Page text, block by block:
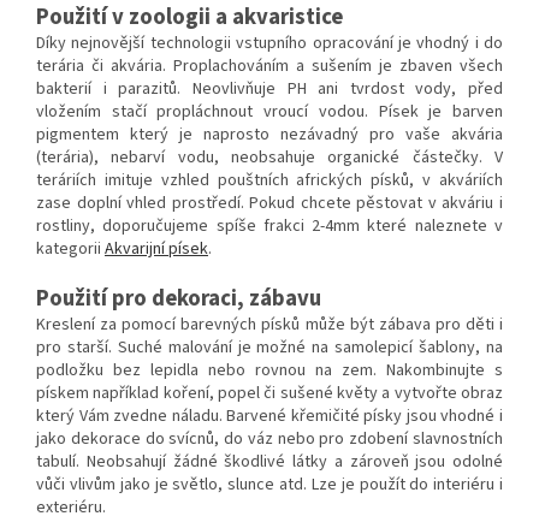
Použití v zoologii a akvaristice
Díky nejnovější technologii vstupního opracování je vhodný i do
terária či akvária. Proplachováním a sušením je zbaven všech
bakterií i parazitů. Neovlivňuje PH ani tvrdost vody, před
vložením stačí propláchnout vroucí vodou. Písek je barven
pigmentem který je naprosto nezávadný pro vaše akvária
(terária), nebarví vodu, neobsahuje organické částečky. V
teráriích imituje vzhled pouštních afrických písků, v akváriích
zase doplní vhled prostředí. Pokud chcete pěstovat v akváriu i
rostliny, doporučujeme spíše frakci 2-4mm které naleznete v
kategorii Akvarijní písek.
Použití pro dekoraci, zábavu
Kreslení za pomocí barevných písků může být zábava pro děti i
pro starší. Suché malování je možné na samolepicí šablony, na
podložku bez lepidla nebo rovnou na zem. Nakombinujte s
pískem například koření, popel či sušené květy a vytvořte obraz
který Vám zvedne náladu. Barvené křemičité písky jsou vhodné i
jako dekorace do svícnů, do váz nebo pro zdobení slavnostních
tabulí. Neobsahují žádné škodlivé látky a zároveň jsou odolné
vůči vlivům jako je světlo, slunce atd. Lze je použít do interiéru i
exteriéru.